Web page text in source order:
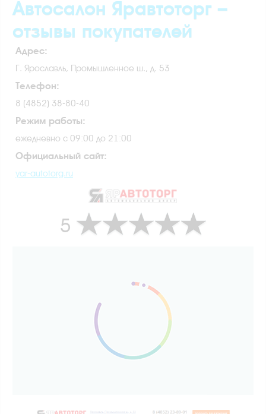
Автосалон Яравтоторг –
отзывы покупателей
Адрес:
Г. Ярославль, Промышленное ш., д. 53
Телефон:
8 (4852) 38-80-40
Режим работы:
ежедневно с 09:00 до 21:00
Официальный сайт:
yar-autotorg.ru
5